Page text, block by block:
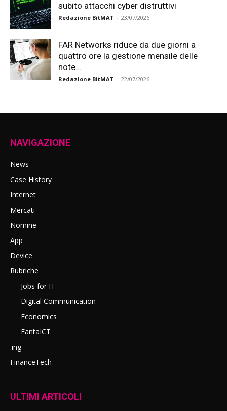
subito attacchi cyber distruttivi
Redazione BitMAT - 23/07/2026
FAR Networks riduce da due giorni a
quattro ore la gestione mensile delle
note...
Redazione BitMAT - 22/07/2026
NAVIGAZIONE
News
Case History
Internet
Mercati
Nomine
App
Device
Rubriche
Jobs for IT
Digital Communication
Economics
FantaICT
.ing
FinanceTech
ULTIMI ARTICOLI